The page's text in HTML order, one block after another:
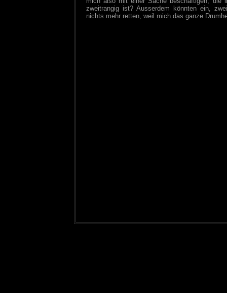
zweitrangig ist? Ausserdem könnten ein,
nichts mehr retten, weil mich das ganze